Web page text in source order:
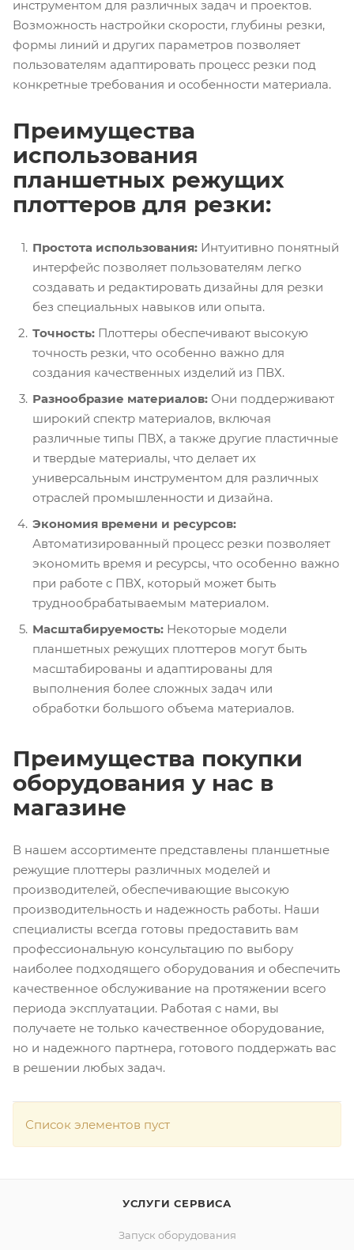
инструментом для различных задач и проектов.
Возможность настройки скорости, глубины резки,
формы линий и других параметров позволяет
пользователям адаптировать процесс резки под
конкретные требования и особенности материала.
Преимущества
использования
планшетных режущих
плоттеров для резки:
Простота использования: Интуитивно понятный
интерфейс позволяет пользователям легко
создавать и редактировать дизайны для резки
без специальных навыков или опыта.
Точность: Плоттеры обеспечивают высокую
точность резки, что особенно важно для
создания качественных изделий из ПВХ.
Разнообразие материалов: Они поддерживают
широкий спектр материалов, включая
различные типы ПВХ, а также другие пластичные
и твердые материалы, что делает их
универсальным инструментом для различных
отраслей промышленности и дизайна.
Экономия времени и ресурсов:
Автоматизированный процесс резки позволяет
экономить время и ресурсы, что особенно важно
при работе с ПВХ, который может быть
труднообрабатываемым материалом.
Масштабируемость: Некоторые модели
планшетных режущих плоттеров могут быть
масштабированы и адаптированы для
выполнения более сложных задач или
обработки большого объема материалов.
Преимущества покупки
оборудования у нас в
магазине
В нашем ассортименте представлены планшетные
режущие плоттеры различных моделей и
производителей, обеспечивающие высокую
производительность и надежность работы. Наши
специалисты всегда готовы предоставить вам
профессиональную консультацию по выбору
наиболее подходящего оборудования и обеспечить
качественное обслуживание на протяжении всего
периода эксплуатации. Работая с нами, вы
получаете не только качественное оборудование,
но и надежного партнера, готового поддержать вас
в решении любых задач.
Список элементов пуст
УСЛУГИ СЕРВИСА
Запуск оборудования